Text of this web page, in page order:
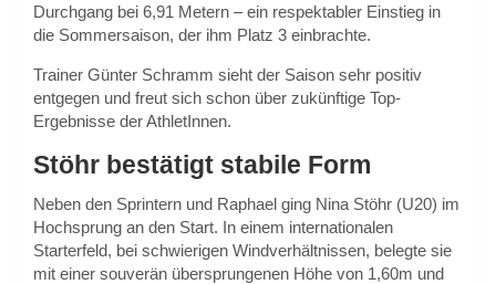
Durchgang bei 6,91 Metern – ein respektabler Einstieg in
die Sommersaison, der ihm Platz 3 einbrachte.
Trainer Günter Schramm sieht der Saison sehr positiv
entgegen und freut sich schon über zukünftige Top-
Ergebnisse der AthletInnen.
Stöhr bestätigt stabile Form
Neben den Sprintern und Raphael ging Nina Stöhr (U20) im
Hochsprung an den Start. In einem internationalen
Starterfeld, bei schwierigen Windverhältnissen, belegte sie
mit einer souverän übersprungenen Höhe von 1,60m und